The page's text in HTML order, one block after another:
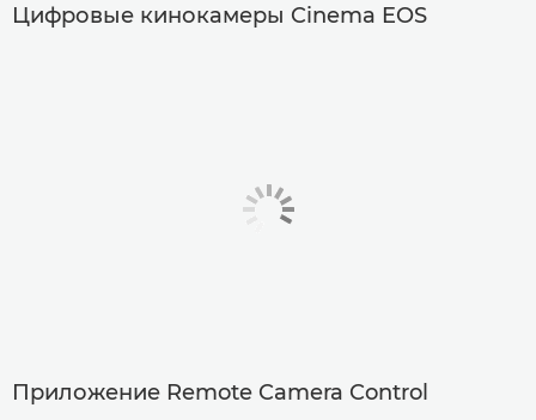
Цифровые кинокамеры Cinema EOS
Приложение Remote Camera Control